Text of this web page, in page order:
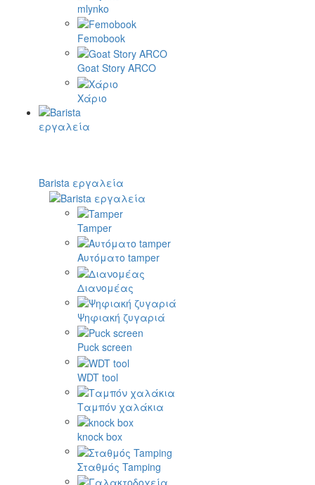
mlynko
Femobook
Goat Story ARCO
Χάριο
Barista εργαλεία
Tamper
Αυτόματο tamper
Διανομέας
Ψηφιακή ζυγαριά
Puck screen
WDT tool
Ταμπόν χαλάκια
knock box
Σταθμός Tamping